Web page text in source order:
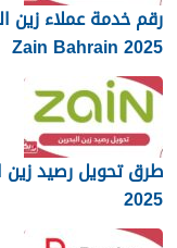
رقم خدمة عملاء زين
Zain Bahrain 2025
طرق تحويل رصيد زين
2025